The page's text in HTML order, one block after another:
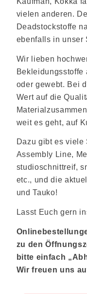
vielen anderen.
Deadstockstoffe
ebenfalls in unser
Wir lieben
oder gewebt. Bei
Wert auf die
weit es geht, auf
Dazu gibt es viele
Assembly Line,
studioschnittreif,
etc., und die
und Tauko!
Lasst Euch gern
zu den
bitte einfach
Wir freuen uns